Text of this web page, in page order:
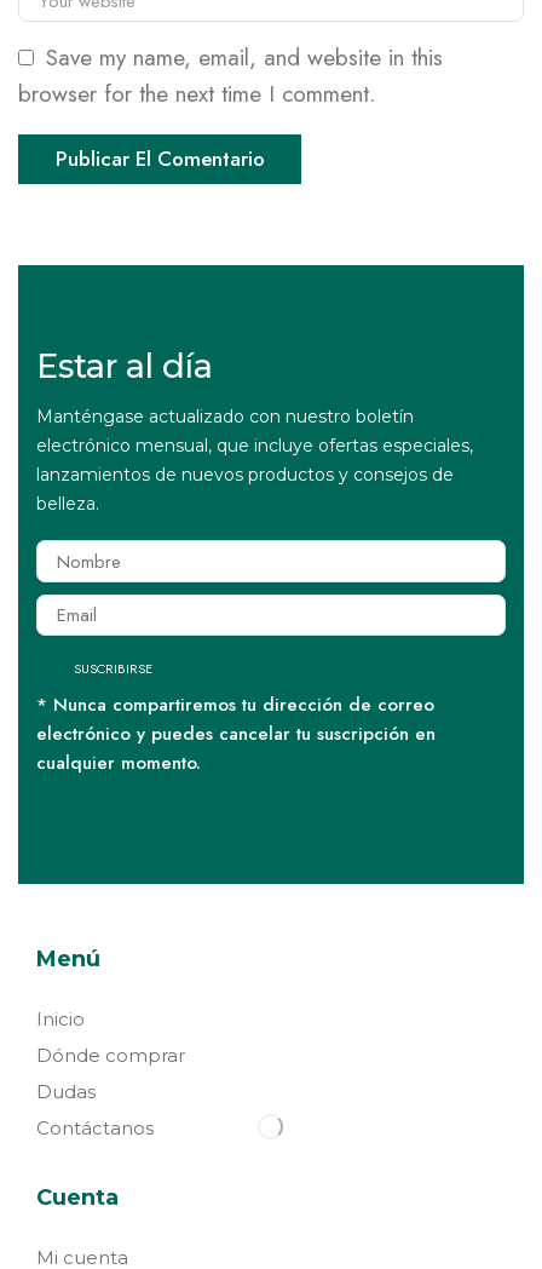
Save my name, email, and website in this
browser for the next time I comment.
Estar al día
Manténgase actualizado con nuestro boletín
electrónico mensual, que incluye ofertas especiales,
lanzamientos de nuevos productos y consejos de
belleza.
SUSCRIBIRSE
* Nunca compartiremos tu dirección de correo
electrónico y puedes cancelar tu suscripción en
cualquier momento.
Menú
Inicio
Dónde comprar
Dudas
Contáctanos
Cuenta
Mi cuenta